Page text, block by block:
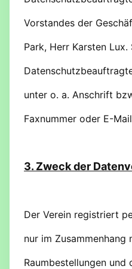
Vorstandes der
Park, Herr Karsten
unter o. a. Anschrift
Faxnummer oder E-
3. Zweck der
Der Verein registriert
nur im Zusammenhang
Raumbestellungen